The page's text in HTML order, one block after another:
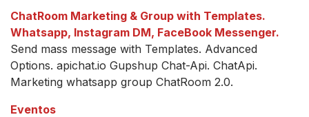
ChatRoom Marketing & Group with Templates.
Whatsapp, Instagram DM, FaceBook Messenger.
Send mass message with Templates. Advanced
Options. apichat.io Gupshup Chat-Api. ChatApi.
Marketing whatsapp group ChatRoom 2.0.
Eventos